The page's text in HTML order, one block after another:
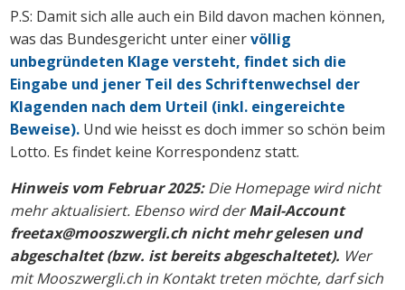
P.S: Damit sich alle auch ein Bild davon machen können,
was das Bundesgericht unter einervöllig
unbegründeten Klage versteht, findet sich die
Eingabe und jener Teil des Schriftenwechsel der
Klagenden nach dem Urteil (inkl. eingereichte
Beweise). Und wie heisst es doch immer so schön beim
Lotto. Es findet keine Korrespondenz statt.
Hinweis vom Februar 2025:Die Homepage wird nicht
mehr aktualisiert. Ebenso wird derMail-Account
freetax@mooszwergli.ch nicht mehr gelesen und
abgeschaltet (bzw. ist bereits abgeschaltetet). Wer
mit Mooszwergli.ch in Kontakt treten möchte, darf sich